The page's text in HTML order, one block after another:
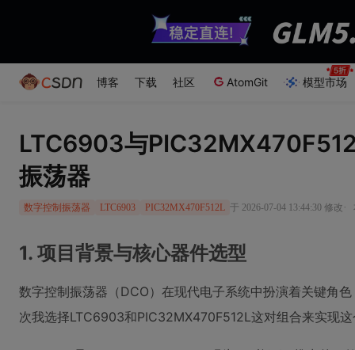
博客 下载 社区 AtomGit 模型市场
LTC6903与
振荡器
数字控制振荡器 LTC6903 PIC32MX470F512L 于 2026-07-04 13:44:30 修改 ·
1. 项目背景与核心器件选型
数字控制振荡器（DCO）在现代电子系统中扮演着关键角
次我选择LTC6903和PIC32MX470F512L这对组合来实现